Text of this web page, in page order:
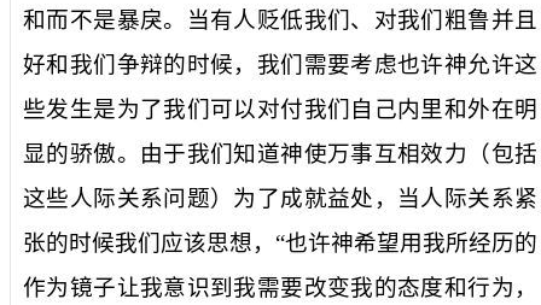
和而不是暴戾。当有人贬低我们、对我们粗鲁并且
好和我们争辩的时候，我们需要考虑也许神允许这
些发生是为了我们可以对付我们自己内里和外在明
显的骄傲。由于我们知道神使万事互相效力（包括
这些人际关系问题）为了成就益处，当人际关系紧
张的时候我们应该思想，“也许神希望用我所经历的
作为镜子让我意识到我需要改变我的态度和行为，